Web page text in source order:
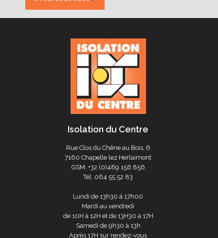
Isolation du Centre
Rue Clos du Chêne au Bois, 6
7160 Chapelle lez Herlaimont
GSM. +32 (0)489 156 856
Tél. 064 55 52 83
Lundi de 13h30 à 17h00
Mardi au vendredi
de 10H à 12H et de 13H30 à 17H
Samedi de 9h30 à 13h
Après 17H sur rendez-vous